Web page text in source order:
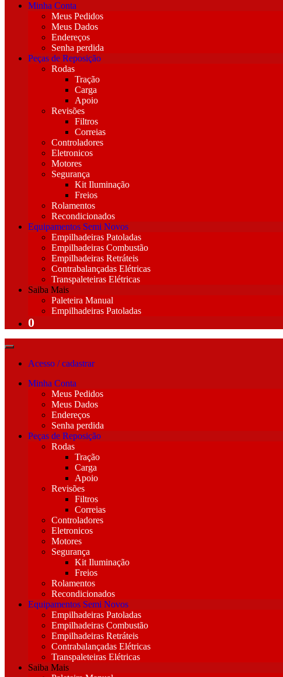
Minha Conta
Meus Pedidos
Meus Dados
Endereços
Senha perdida
Peças de Reposição
Rodas
Tração
Carga
Apoio
Revisões
Filtros
Correias
Controladores
Eletronicos
Motores
Segurança
Kit Iluminação
Freios
Rolamentos
Recondicionados
Equipamentos Semi Novos
Empilhadeiras Patoladas
Empilhadeiras Combustão
Empilhadeiras Retráteis
Contrabalançadas Elétricas
Transpaleteiras Elétricas
Saiba Mais
Paleteira Manual
Empilhadeiras Patoladas
Acesso / cadastrar
Minha Conta
Meus Pedidos
Meus Dados
Endereços
Senha perdida
Peças de Reposição
Rodas
Tração
Carga
Apoio
Revisões
Filtros
Correias
Controladores
Eletronicos
Motores
Segurança
Kit Iluminação
Freios
Rolamentos
Recondicionados
Equipamentos Semi Novos
Empilhadeiras Patoladas
Empilhadeiras Combustão
Empilhadeiras Retráteis
Contrabalançadas Elétricas
Transpaleteiras Elétricas
Saiba Mais